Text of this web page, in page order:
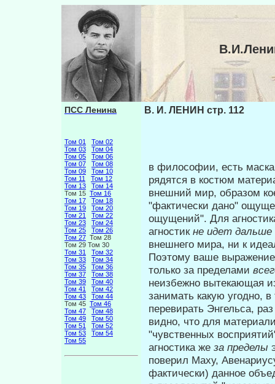
ПСС Ленина
Том 01
Том 02
Том 03
Том 04
Том 05
Том 06
Том 07
Том 08
Том 09
Том 10
Том 11
Том 12
Том 13
Том 14
Том 15 Том 16
Том 17
Том 18
Том 19
Том 20
Том 21
Том 22
Том 23
Том 24
Том 25
Том 26
Том 27 Том 28
Том 29 Том 30
Том 31
Том 32
Том 33
Том 34
Том 35
Том 36
Том 37
Том 38
Том 39
Том 40
Том 41
Том 42
Том 43
Том 44
Том 45 Том 46
Том 47
Том 48
Том 49
Том 50
Том 51
Том 52
Том 53
Том 54
Том 55
В. И. ЛЕНИН стр. 112
в философии, есть
рядятся в костюм
внешний мир, образом
"фактически дано"
ощущений". Для
агностик не идет дальше
внешнего мира, ни к
Поэтому ваше
только за пределами
неизбежно вы­текающая
занимать какую угодно,
перевирать Энгельса,
видно, что для
"чувственных
агностика же за пределы
пове­рил Маху,
фактически) данное